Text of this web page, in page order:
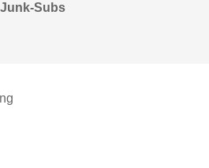
Junk-Subs